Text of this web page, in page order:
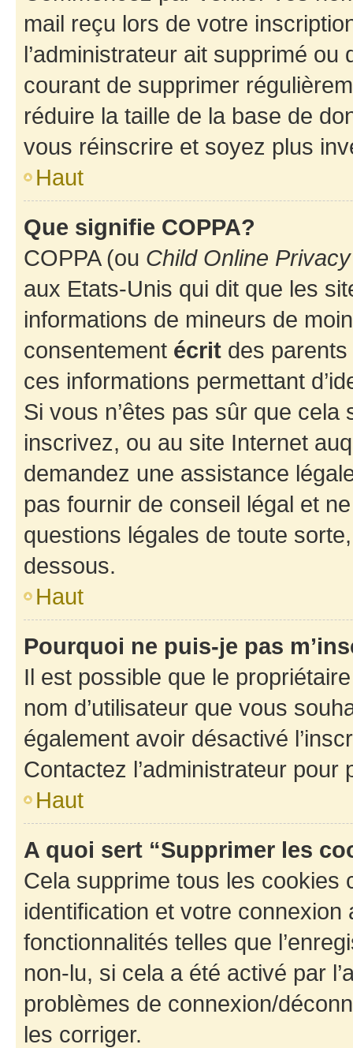
mail reçu lors de votre
l’administrateur ait supprimé
courant de supprimer
réduire la taille de la base de
vous réinscrire et soyez plus
Haut
Que signifie COPPA?
COPPA (ou Child Online
aux Etats-Unis qui dit que les
informations de mineurs de
consentement écrit des parents
ces informations permettant
Si vous n’êtes pas sûr que
inscrivez, ou au site Internet
demandez une assistance
pas fournir de conseil légal et
questions légales de toute
dessous.
Haut
Pourquoi ne puis-je pas
Il est possible que le
nom d’utilisateur que vous
également avoir désactivé
Contactez l’administrateur
Haut
A quoi sert “Supprimer les
Cela supprime tous les cookies
identification et votre
fonctionnalités telles que
non-lu, si cela a été activé par
problèmes de connexion/
les corriger.